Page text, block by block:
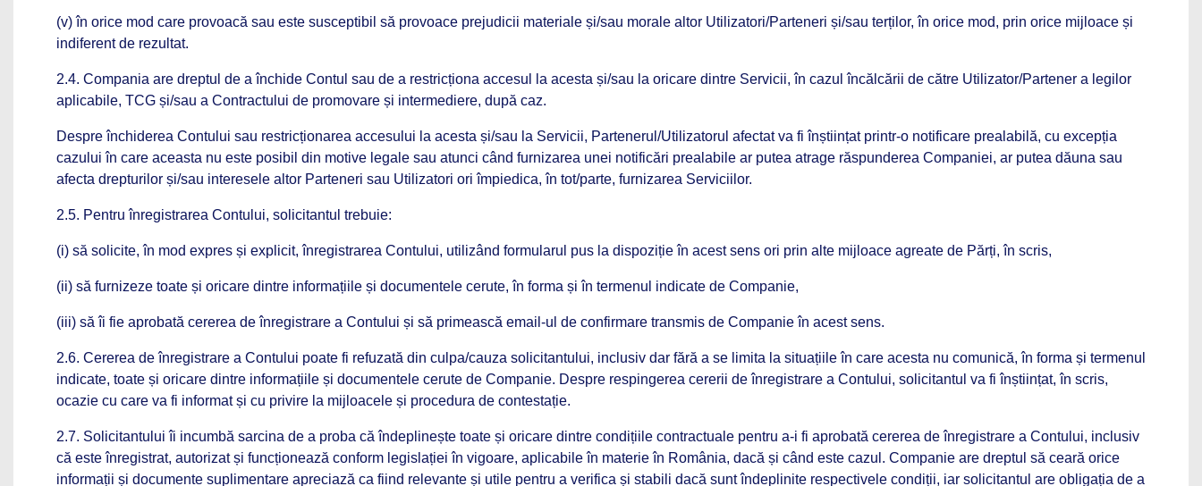
(v) în orice mod care provoacă sau este susceptibil să provoace prejudicii materiale și/sau morale altor Utilizatori/Parteneri și/sau terților, în orice mod, prin orice mijloace și
indiferent de rezultat.
2.4. Compania are dreptul de a închide Contul sau de a restricționa accesul la acesta și/sau la oricare dintre Servicii, în cazul încălcării de către Utilizator/Partener a legilor
aplicabile, TCG și/sau a Contractului de promovare și intermediere, după caz.
Despre închiderea Contului sau restricționarea accesului la acesta și/sau la Servicii, Partenerul/Utilizatorul afectat va fi înștiințat printr-o notificare prealabilă, cu excepția
cazului în care aceasta nu este posibil din motive legale sau atunci când furnizarea unei notificări prealabile ar putea atrage răspunderea Companiei, ar putea dăuna sau
afecta drepturilor și/sau interesele altor Parteneri sau Utilizatori ori împiedica, în tot/parte, furnizarea Serviciilor.
2.5. Pentru înregistrarea Contului, solicitantul trebuie:
(i) să solicite, în mod expres și explicit, înregistrarea Contului, utilizând formularul pus la dispoziție în acest sens ori prin alte mijloace agreate de Părți, în scris,
(ii) să furnizeze toate și oricare dintre informațiile și documentele cerute, în forma și în termenul indicate de Companie,
(iii) să îi fie aprobată cererea de înregistrare a Contului și să primească email-ul de confirmare transmis de Companie în acest sens.
2.6. Cererea de înregistrare a Contului poate fi refuzată din culpa/cauza solicitantului, inclusiv dar fără a se limita la situațiile în care acesta nu comunică, în forma și termenul
indicate, toate și oricare dintre informațiile și documentele cerute de Companie. Despre respingerea cererii de înregistrare a Contului, solicitantul va fi înștiințat, în scris,
ocazie cu care va fi informat și cu privire la mijloacele și procedura de contestație.
2.7. Solicitantului îi incumbă sarcina de a proba că îndeplinește toate și oricare dintre condițiile contractuale pentru a-i fi aprobată cererea de înregistrare a Contului, inclusiv
că este înregistrat, autorizat și funcționează conform legislației în vigoare, aplicabile în materie în România, dacă și când este cazul. Companie are dreptul să ceară orice
informații și documente suplimentare apreciază ca fiind relevante și utile pentru a verifica și stabili dacă sunt îndeplinite respectivele condiții, iar solicitantul are obligația de a